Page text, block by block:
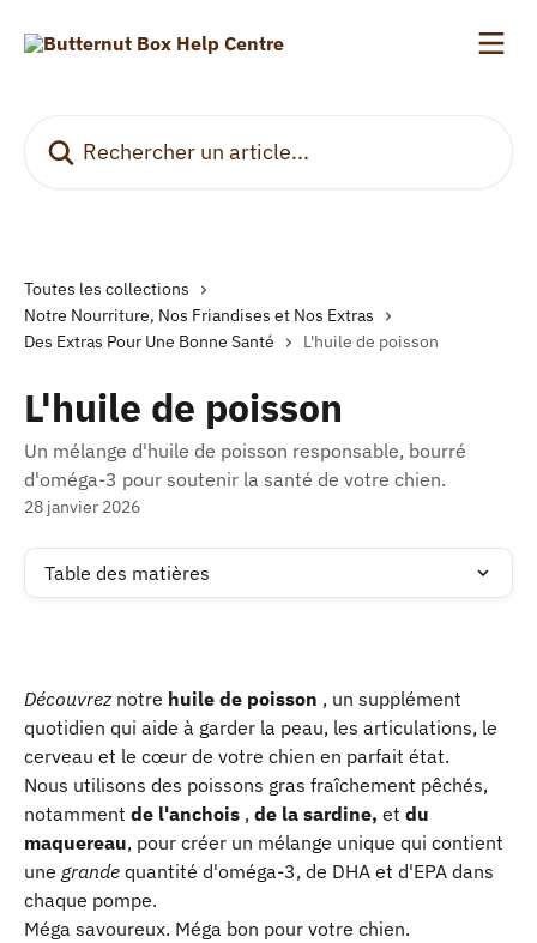
Toutes les collections
Notre Nourriture, Nos Friandises et Nos Extras
Des Extras Pour Une Bonne Santé
L'huile de poisson
L'huile de poisson
Un mélange d'huile de poisson responsable, bourré
d'oméga-3 pour soutenir la santé de votre chien.
28 janvier 2026
Table des matières
Découvrez notre huile de poisson , un supplément
quotidien qui aide à garder la peau, les articulations, le
cerveau et le cœur de votre chien en parfait état.
Nous utilisons des poissons gras fraîchement pêchés,
notamment de l'anchois , de la sardine, et du
maquereau, pour créer un mélange unique qui contient
une grande quantité d'oméga-3, de DHA et d'EPA dans
chaque pompe.
Méga savoureux. Méga bon pour votre chien.